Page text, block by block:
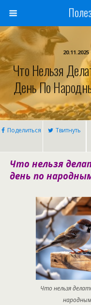
Что Нельзя
День По
Поделиться Твитнуть
Что нельзя
день по
Что нельзя